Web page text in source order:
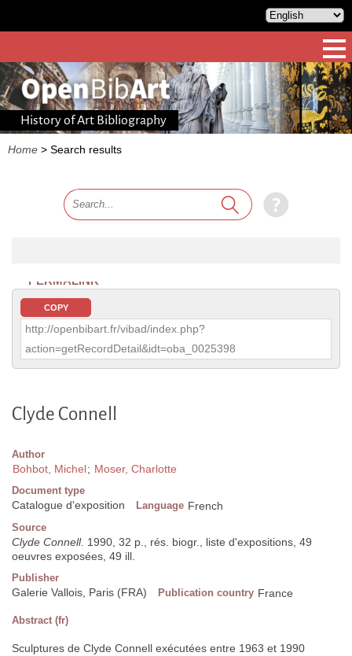
History of Art Bibliography
Home > Search results
PERMALINK
COPY
http://openbibart.fr/vibad/index.php?
action=getRecordDetail&idt=oba_0025398
Clyde Connell
Author
Bohbot, Michel; Moser, Charlotte
Document type
Catalogue d'exposition Language French
Source
Clyde Connell. 1990, 32 p., rés. biogr., liste d'expositions, 49
oeuvres exposées, 49 ill.
Publisher
Galerie Vallois, Paris (FRA) Publication country France
Abstract (fr)
Sculptures de Clyde Connell exécutées entre 1963 et 1990